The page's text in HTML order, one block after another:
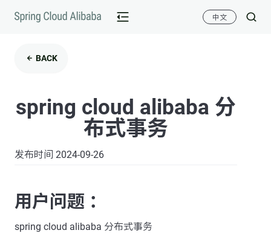
中文
BACK
spring cloud alibaba 分
布式事务
发布时间 2024-09-26
用户问题 ：
spring cloud alibaba 分布式事务